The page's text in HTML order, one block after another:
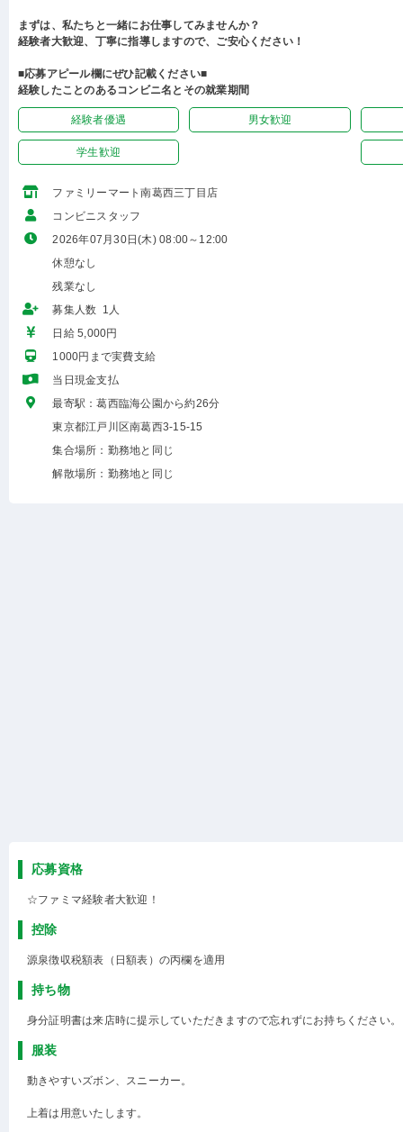
まずは、私たちと一緒にお仕事してみませんか？
経験者大歓迎、丁寧に指導しますので、ご安心ください！
■応募アピール欄にぜひ記載ください■
経験したことのあるコンビニ名とその就業期間
経験者優遇 男女歓迎
学生歓迎
ファミリーマート南葛西三丁目店
コンビニスタッフ
2026年07月30日(木) 08:00～12:00
休憩なし
残業なし
募集人数 1人
日給 5,000円
1000円まで実費支給
当日現金支払
最寄駅：葛西臨海公園から約26分
東京都江戸川区南葛西3-15-15
集合場所：勤務地と同じ
解散場所：勤務地と同じ
応募資格
☆ファミマ経験者大歓迎！
控除
源泉徴収税額表（日額表）の丙欄を適用
持ち物
身分証明書は来店時に提示していただきますので忘れずにお持ちください。
服装
動きやすいズボン、スニーカー。
上着は用意いたします。